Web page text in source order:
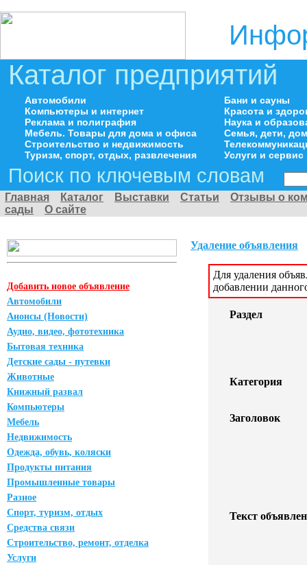
Каталог предприятий
Автомобили
Компьютеры и интернет
Реклама и полиграфия
Мебель. Товары для дома и офиса
Строительство и недвижимость
Туризм, спорт, отдых, развлечения
Бани и сауны
Красота и
Наука и
Семья, дети,
Услуги и сервис
Поиск по ключевым словам
Главная Каталог Выставки Статьи
Отзывы о
сады
О сайте
Добавить новое объявление
Автомобили
Анонсы (Новости)
Аудио, видео, фототехника
Бытовая техника
Детские сады - путевки
Животные
Книжный развал
Компьютеры
Мебель
Недвижимость
Одежда, обувь, коляски
Продукты питания
Промышленные товары
Разное
Спорт, туризм, отдых
Средства связи
Строительство, ремонт, отделка
Услуги
Удаление объявления
Для удаления
добавлении
Раздел
Категория
Заголовок
Текст